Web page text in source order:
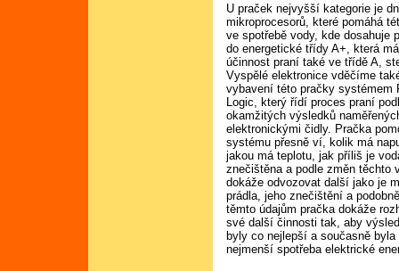
U praček nejvyšší kategorie je
mikroprocesorů, které pomáhá
ve spotřebě vody, kde
do energetické třídy A+, která
účinnost praní také ve třídě A,
Vyspělé elektronice vděčíme
vybavení této pračky systémem
Logic, který řídí proces praní
okamžitých výsledků
elektronickými čidly. Pračka
systému přesně ví, kolik má
jakou má teplotu, jak příliš je
znečištěna a podle změn těchto
dokáže odvozovat další jako je
prádla, jeho znečištění a
těmto údajům pračka dokáže
své další činnosti tak, aby
byly co nejlepší a současně byla
nejmenší spotřeba elektrické